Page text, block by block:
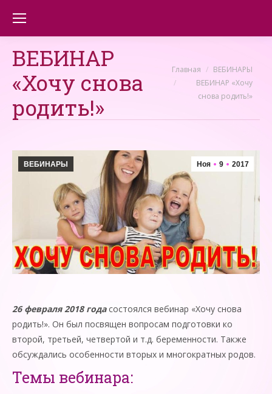
ВЕБИНАР
«Хочу снова
родить!»
Вы здесь:
Главная
ВЕБИНАРЫ
ВЕБИНАР «Хочу
снова родить!»
Ноя 9 2017
ВЕБИНАРЫ
26 февраля 2018 года состоялся вебинар «Хочу снова
родить!». Он был посвящен вопросам подготовки ко
второй, третьей, четвертой и т.д. беременности. Также
обсуждались особенности вторых и многократных родов.
Темы вебинара: